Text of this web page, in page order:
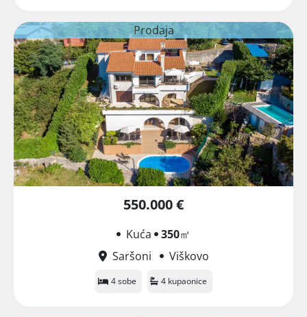
Prodaja
550.000 €
Kuća 350㎡
Saršoni
Viškovo
4 sobe 4 kupaonice